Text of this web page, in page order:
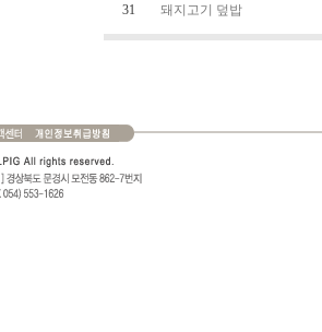
31 돼지고기 덮밥